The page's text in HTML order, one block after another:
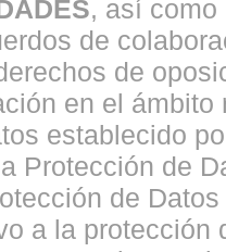
, así como
de
de
en el
establecido
Protección de
de
a la